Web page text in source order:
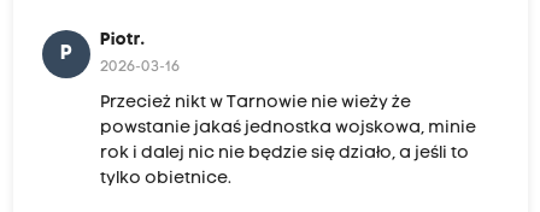
P
Piotr.
2026-03-16
Przecież nikt w Tarnowie nie wieży że
powstanie jakaś jednostka wojskowa, minie
rok i dalej nic nie będzie się działo, a jeśli to
tylko obietnice.